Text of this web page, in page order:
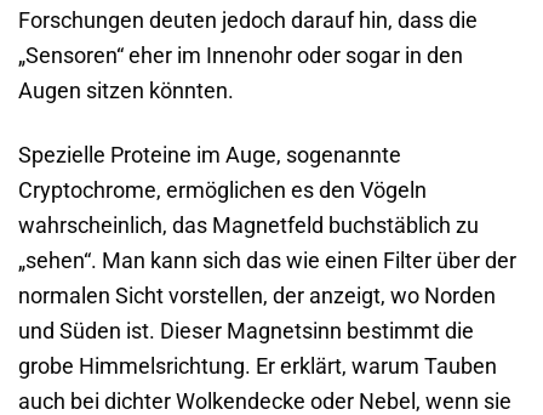
Forschungen deuten jedoch darauf hin, dass die
„Sensoren“ eher im Innenohr oder sogar in den
Augen sitzen könnten.
Spezielle Proteine im Auge, sogenannte
Cryptochrome, ermöglichen es den Vögeln
wahrscheinlich, das Magnetfeld buchstäblich zu
„sehen“. Man kann sich das wie einen Filter über der
normalen Sicht vorstellen, der anzeigt, wo Norden
und Süden ist. Dieser Magnetsinn bestimmt die
grobe Himmelsrichtung. Er erklärt, warum Tauben
auch bei dichter Wolkendecke oder Nebel, wenn sie